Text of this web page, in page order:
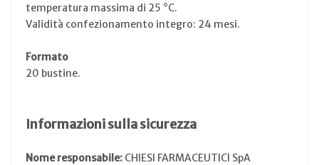
temperatura massima di 25 °C.
Validità confezionamento integro: 24 mesi.
Formato
20 bustine.
Informazioni sulla sicurezza
Nome responsabile: CHIESI FARMACEUTICI SpA